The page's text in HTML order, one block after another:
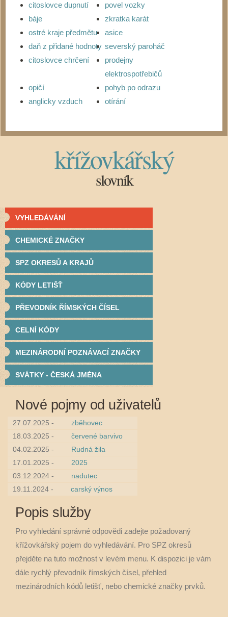
citoslovce dupnutí
povel vozky
báje
zkratka karát
ostré kraje předmětu
asice
daň z přidané hodnoty severský paroháč
citoslovce chrčení
prodejny
elektrospotřebičů
opičí
pohyb po odrazu
anglicky vzduch
otírání
křížovkářský
slovník
VYHLEDÁVÁNÍ
CHEMICKÉ ZNAČKY
SPZ OKRESŮ A KRAJŮ
KÓDY LETIŠŤ
PŘEVODNÍK ŘÍMSKÝCH ČÍSEL
CELNÍ KÓDY
MEZINÁRODNÍ POZNÁVACÍ ZNAČKY
SVÁTKY - ČESKÁ JMÉNA
Nové pojmy od uživatelů
27.07.2025 -
zběhovec
18.03.2025 -
červené barvivo
04.02.2025 -
Rudná žila
17.01.2025 -
2025
03.12.2024 -
nadutec
19.11.2024 -
carský výnos
Popis služby
Pro vyhledání správné odpovědi zadejte požadovaný
křížovkářský pojem do vyhledávání. Pro SPZ okresů
přejděte na tuto možnost v levém menu. K dispozici je vám
dále rychlý převodník římských čísel, přehled
mezinárodních kódů letišť, nebo chemické značky prvků.